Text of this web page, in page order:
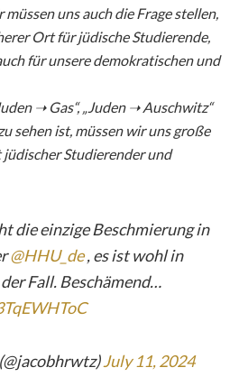
uns auch die Frage stellen,
Ort für jüdische Studierende,
für unsere demokratischen und
➝ Gas“, „Juden ➝ Auschwitz“
sehen ist, müssen wir uns große
jüdischer Studierender und
die einzige Beschmierung in
@HHU_de, es ist wohl in
Fall. Beschämend…
July 11, 2024